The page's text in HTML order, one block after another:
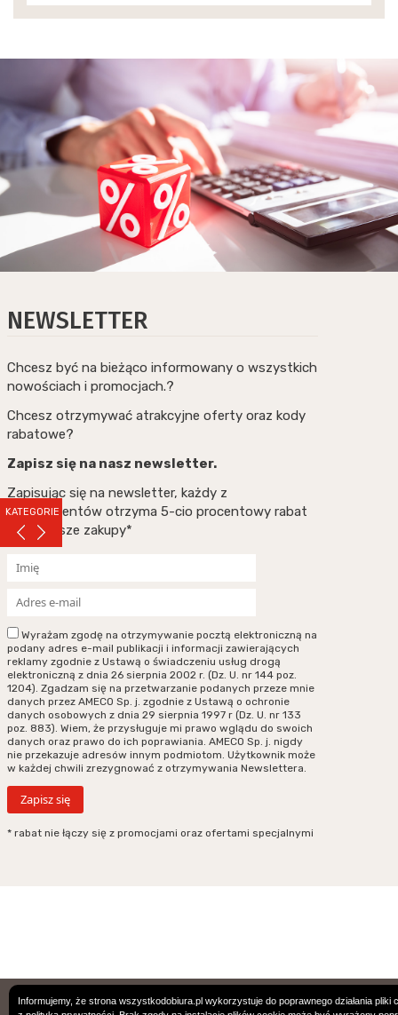
KATEGORIE
NEWSLETTER
Chcesz być na bieżąco informowany o wszystkich
nowościach i promocjach.?
Chcesz otrzymywać atrakcyjne oferty oraz kody
rabatowe?
Zapisz się na nasz newsletter.
Zapisując się na newsletter, każdy z
subskrybentów otrzyma 5-cio procentowy rabat
na pierwsze zakupy*
Wyrażam zgodę na otrzymywanie pocztą elektroniczną na
podany adres e-mail publikacji i informacji zawierających
reklamy zgodnie z Ustawą o świadczeniu usług drogą
elektroniczną z dnia 26 sierpnia 2002 r. (Dz. U. nr 144 poz.
1204). Zgadzam się na przetwarzanie podanych przeze mnie
danych przez AMECO Sp. j. zgodnie z Ustawą o ochronie
danych osobowych z dnia 29 sierpnia 1997 r (Dz. U. nr 133
poz. 883). Wiem, że przysługuje mi prawo wglądu do swoich
danych oraz prawo do ich poprawiania. AMECO Sp. j. nigdy
nie przekazuje adresów innym podmiotom. Użytkownik może
w każdej chwili zrezygnować z otrzymywania Newslettera.
* rabat nie łączy się z promocjami oraz ofertami specjalnymi
Podane ceny są cenami w PLN. Wszystkie zamówienie podlegają Ogólnym
Informujemy, że strona wszystkodobiura.pl wykorzystuje do poprawnego działania pliki